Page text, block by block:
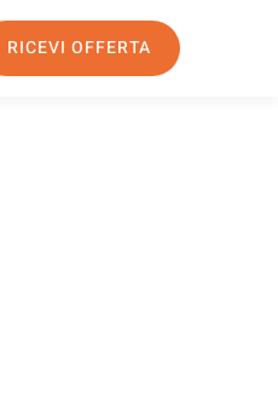
RICEVI OFFERTA